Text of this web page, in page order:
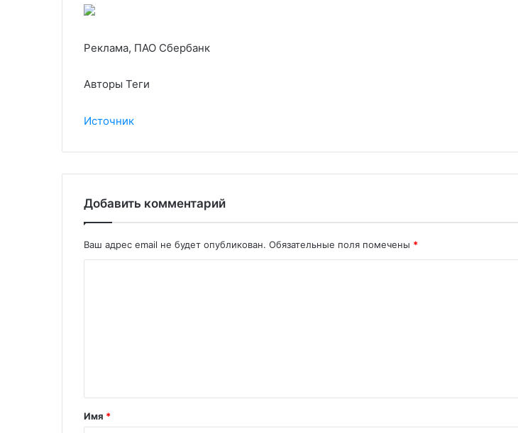
Реклама, ПАО Сбербанк
Авторы Теги
Источник
Добавить комментарий
Ваш адрес email не будет опубликован. Обязательные поля помечены *
Имя *